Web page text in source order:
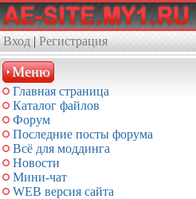
Вход | Регистрация
Меню
Главная страница
Каталог файлов
Форум
Последние посты форума
Всё для моддинга
Новости
Мини-чат
WEB версия сайта